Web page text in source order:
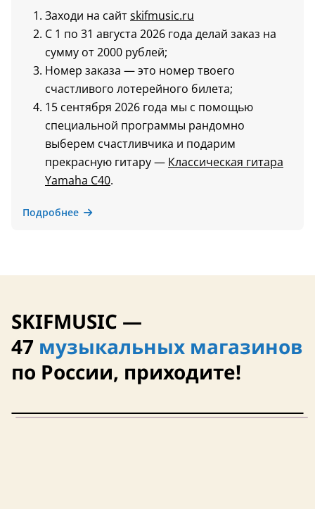
Заходи на сайтskifmusic.ru
С 1 по 31 августа 2026 года делай заказ на
сумму от 2000 рублей;
Номер заказа — это номер твоего
счастливого лотерейного билета;
15 сентября 2026 года мы с помощью
специальной программы рандомно
выберем счастливчика и подарим
прекрасную гитару — Классическая гитара
Yamaha C40.
Подробнее
SKIFMUSIC —
47 музыкальных магазинов
по России, приходите!